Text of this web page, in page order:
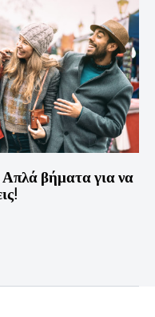
Απλά βήματα για να